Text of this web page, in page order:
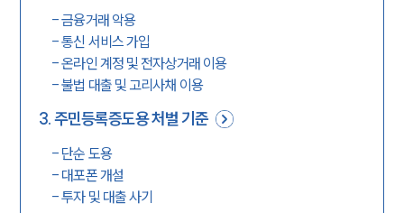
-금융거래 악용
-통신 서비스 가입
-온라인 계정 및 전자상거래 이용
-불법 대출 및 고리사채 이용
3.주민등록증도용 처벌 기준
- 단순 도용
- 대포폰 개설
-투자 및 대출 사기